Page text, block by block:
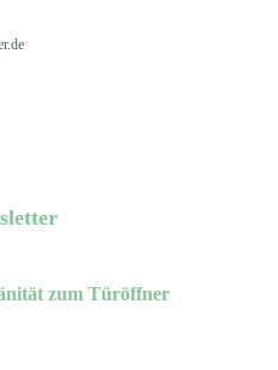
zum Türöffner